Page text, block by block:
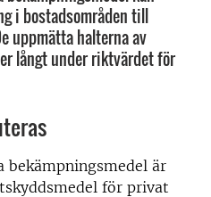
i bostadsområden till
uppmätta halterna av
långt under riktvärdet för
bekämpningsmedel är
för privat